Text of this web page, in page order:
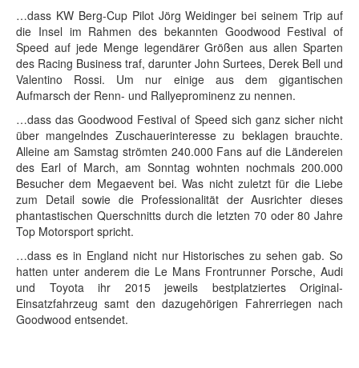
…dass KW Berg-Cup Pilot Jörg Weidinger bei seinem Trip auf
die Insel im Rahmen des bekannten Goodwood Festival of
Speed auf jede Menge legendärer Größen aus allen Sparten
des Racing Business traf, darunter John Surtees, Derek Bell und
Valentino Rossi. Um nur einige aus dem gigantischen
Aufmarsch der Renn- und Rallyeprominenz zu nennen.
…dass das Goodwood Festival of Speed sich ganz sicher nicht
über mangelndes Zuschauerinteresse zu beklagen brauchte.
Alleine am Samstag strömten 240.000 Fans auf die Ländereien
des Earl of March, am Sonntag wohnten nochmals 200.000
Besucher dem Megaevent bei. Was nicht zuletzt für die Liebe
zum Detail sowie die Professionalität der Ausrichter dieses
phantastischen Querschnitts durch die letzten 70 oder 80 Jahre
Top Motorsport spricht.
…dass es in England nicht nur Historisches zu sehen gab. So
hatten unter anderem die Le Mans Frontrunner Porsche, Audi
und Toyota ihr 2015 jeweils bestplatziertes Original-
Einsatzfahrzeug samt den dazugehörigen Fahrerriegen nach
Goodwood entsendet.